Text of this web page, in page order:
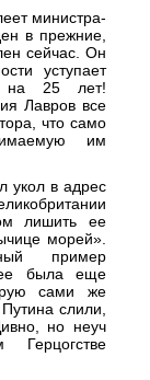
министра-
в прежние,
сейчас. Он
уступает
на 25 лет!
Лавров все
что само
им
укол в адрес
лишить ее
морей».
пример
была еще
сами же
слили,
но неуч